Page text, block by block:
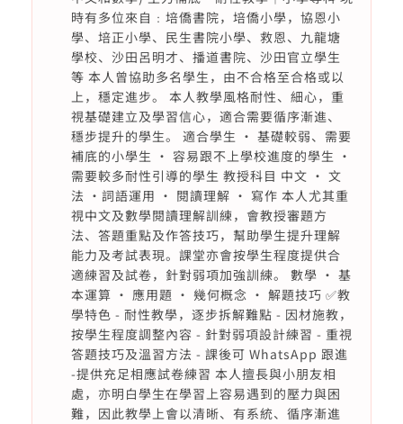
時有多位來自﹕培僑書院，培僑小學，協恩小
學、培正小學、民生書院小學、救恩、九龍塘
學校、沙田呂明才、播道書院、沙田官立學生
等 本人曾協助多名學生，由不合格至合格或以
上，穩定進步。 本人教學風格耐性、細心，重
視基礎建立及學習信心，適合需要循序漸進、
穩步提升的學生。 適合學生 • 基礎較弱、需要
補底的小學生 • 容易跟不上學校進度的學生 •
需要較多耐性引導的學生 教授科目 中文 • 文
法 •詞語運用 • 閱讀理解 • 寫作 本人尤其重
視中文及數學閱讀理解訓練，會教授審題方
法、答題重點及作答技巧，幫助學生提升理解
能力及考試表現。課堂亦會按學生程度提供合
適練習及試卷，針對弱項加強訓練。 數學 • 基
本運算 • 應用題 • 幾何概念 • 解題技巧 ✅教
學特色 - 耐性教學，逐步拆解難點 - 因材施教，
按學生程度調整內容 - 針對弱項設計練習 - 重視
答題技巧及溫習方法 - 課後可 WhatsApp 跟進
-提供充足相應試卷練習 本人擅長與小朋友相
處，亦明白學生在學習上容易遇到的壓力與困
難，因此教學上會以清晰、有系統、循序漸進